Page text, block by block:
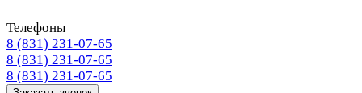
Телефоны
8 (831) 231-07-65
8 (831) 231-07-65
8 (831) 231-07-65